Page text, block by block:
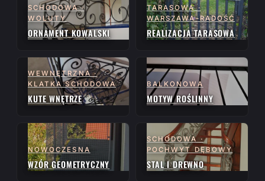
SCHODOWA ·
WOLUTY
ORNAMENT KOWALSKI
TARASOWA ·
WARSZAWA-RADOŚĆ
REALIZACJA TARASOWA
WEWNĘTRZNA ·
KLATKA SCHODOWA
KUTE WNĘTRZE
BALKONOWA
MOTYW ROŚLINNY
NOWOCZESNA
WZÓR GEOMETRYCZNY
SCHODOWA ·
POCHWYT DĘBOWY
STAL I DREWNO